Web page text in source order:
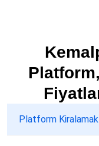
Platform